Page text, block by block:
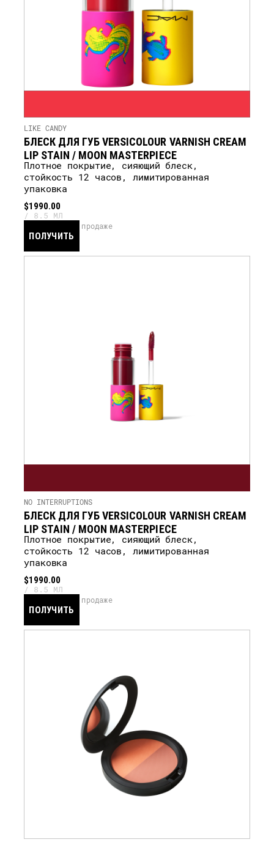
LIKE CANDY
БЛЕСК ДЛЯ ГУБ VERSICOLOUR VARNISH CREAM
LIP STAIN / MOON MASTERPIECE
Плотное покрытие, сияющий блеск,
стойкость 12 часов, лимитированная
упаковка
$1990.00
8.5 МЛ
ПОЛУЧИТЬ
скоро в продаже
NO INTERRUPTIONS
БЛЕСК ДЛЯ ГУБ VERSICOLOUR VARNISH CREAM
LIP STAIN / MOON MASTERPIECE
Плотное покрытие, сияющий блеск,
стойкость 12 часов, лимитированная
упаковка
$1990.00
8.5 МЛ
ПОЛУЧИТЬ
скоро в продаже